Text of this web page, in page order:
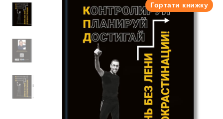
Гортати книжку